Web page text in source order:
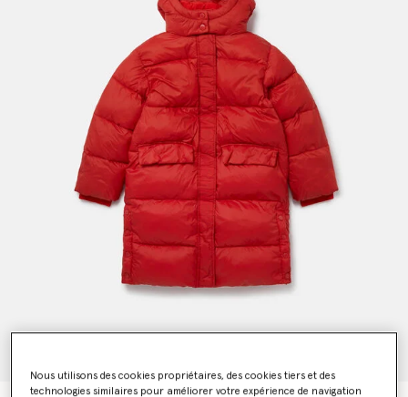
Nous utilisons des cookies propriétaires, des cookies tiers et des
technologies similaires pour améliorer votre expérience de navigation